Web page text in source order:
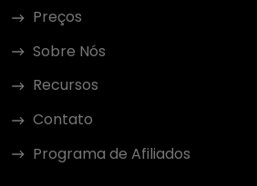
Preços
Sobre Nós
Recursos
Contato
Programa de Afiliados